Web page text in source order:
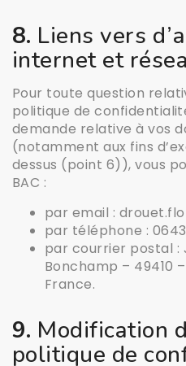
8. Liens vers
internet et
Pour toute question
politique de
demande relative à vos
(notamment aux fins
dessus (point 6)), vous
BAC :
par email :
par téléphone :
par courrier postal :
Bonchamp – 49410
France.
9. Modification
politique de